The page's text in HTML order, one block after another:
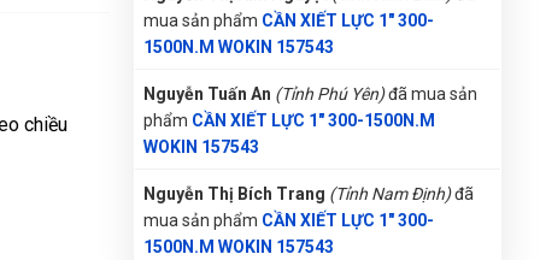
chiều
mua sản phẩm CẦN XIẾT LỰC 1" 300-
1500N.M WOKIN 157543
Nguyễn Tuấn An (Tỉnh Phú Yên)đã mua sản
phẩm CẦN XIẾT LỰC 1" 300-1500N.M
WOKIN 157543
Nguyễn Thị Bích Trang (Tỉnh Nam Định)đã
mua sản phẩm CẦN XIẾT LỰC 1" 300-
1500N.M WOKIN 157543
(Đánh giá 1 năm trước)
TV
Thanh Việt
(Đánh giá 1 năm trước)